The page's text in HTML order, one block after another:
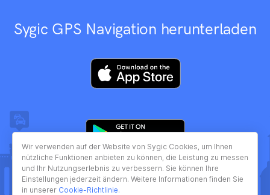
Sygic GPS Navigation herunterladen
Wir verwenden auf der Website von Sygic Cookies, um Ihnen
nützliche Funktionen anbieten zu können, die Leistung zu messen
und Ihr Nutzungserlebnis zu verbessern. Sie können Ihre
Einstellungen jederzeit ändern. Weitere Informationen finden Sie
in unserer Cookie-Richtlinie.